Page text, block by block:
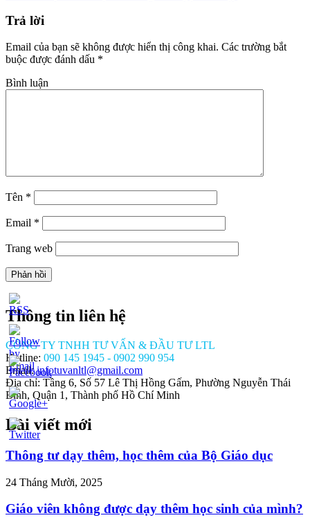
Trả lời
Email của bạn sẽ không được hiển thị công khai. Các trường bắt
buộc được đánh dấu *
Bình luận
Tên *
Email *
Trang web
dieu-
Thông tin liên hệ
CÔNG TY TNHH TƯ VẤN & ĐẦU TƯ LTL
Hotline: 090 145 1945 - 0902 990 954
Email:infotuvanltl@gmail.com
Địa chỉ: Tầng 6, Số 57 Lê Thị Hồng Gấm, Phường Nguyễn Thái
Bình, Quận 1, Thành phố Hồ Chí Minh
Bài viết mới
Thông tư dạy thêm, học thêm của Bộ Giáo dục
24 Tháng Mười, 2025
Giáo viên không được dạy thêm học sinh của mình?